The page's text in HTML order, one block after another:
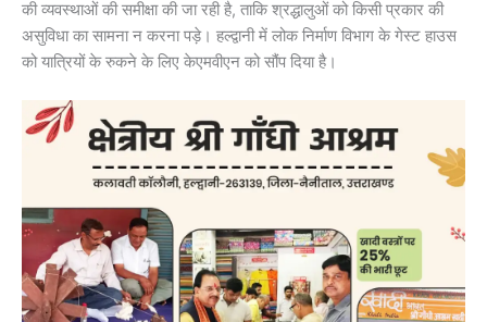
की व्यवस्थाओं की समीक्षा की जा रही है, ताकि श्रद्धालुओं को किसी प्रकार की
असुविधा का सामना न करना पड़े। हल्द्वानी में लोक निर्माण विभाग के गेस्ट हाउस
को यात्रियों के रुकने के लिए केएमवीएन को सौंप दिया है।